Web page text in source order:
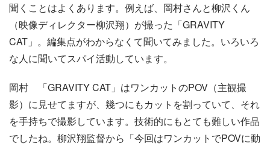
聞くことはよくあります。例えば、岡村さんと柳沢くん
（映像ディレクター柳沢翔）が撮った「GRAVITY
CAT」。編集点がわからなくて聞いてみました。いろいろ
な人に聞いてスパイ活動しています。
岡村 「GRAVITY CAT」はワンカットのPOV（主観撮
影）に見せてますが、幾つにもカットを割っていて、それ
を手持ちで撮影しています。技術的にもとても難しい作品
でしたね。柳沢翔監督から「今回はワンカットでPOVに動